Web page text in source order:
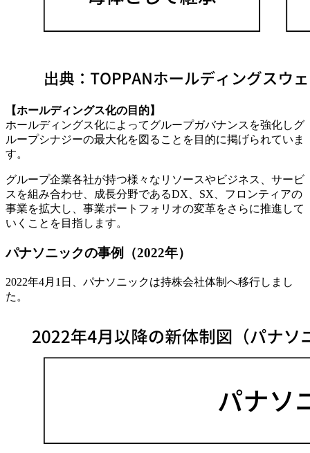
【ホールディングス化の目的】
ホールディングス化によってグループガバナンスを強化しグ
ループシナジーの最大化を図ることを目的に掲げられていま
す。
グループ企業各社が持つ様々なリソースやビジネス、サービ
スを組み合わせ、成長分野であるDX、SX、フロンティアの
事業を拡大し、事業ポートフォリオの変革をさらに推進して
いくことを目指します。
パナソニックの事例（2022年）
2022年4月1日、パナソニックは持株会社体制へ移行しまし
た。